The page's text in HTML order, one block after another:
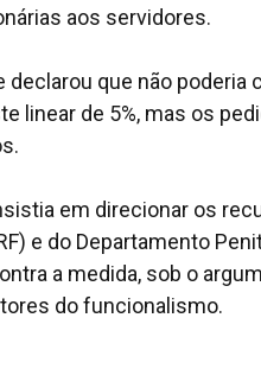
aos servidores.
que não
linear de 5%, mas os
em direcionar os
e do Departamento
a medida, sob o
do funcionalismo.